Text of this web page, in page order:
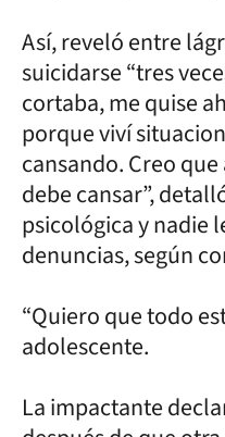
Así, reveló entre
suicidarse “tres
cortaba, me quise
porque viví
cansando. Creo
debe cansar”,
psicológica y nadie
denuncias, según
“Quiero que todo
adolescente.
La impactante